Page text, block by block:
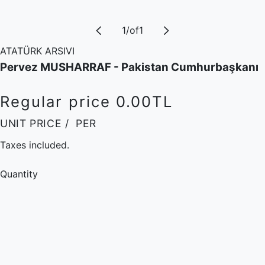
1/of1
ATATÜRK ARSIVI
Pervez MUSHARRAF - Pakistan Cumhurbaşkanı
Regular price 0.00TL
UNIT PRICE / PER
Taxes included.
Quantity